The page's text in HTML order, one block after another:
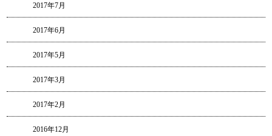
2017年7月
2017年6月
2017年5月
2017年3月
2017年2月
2016年12月